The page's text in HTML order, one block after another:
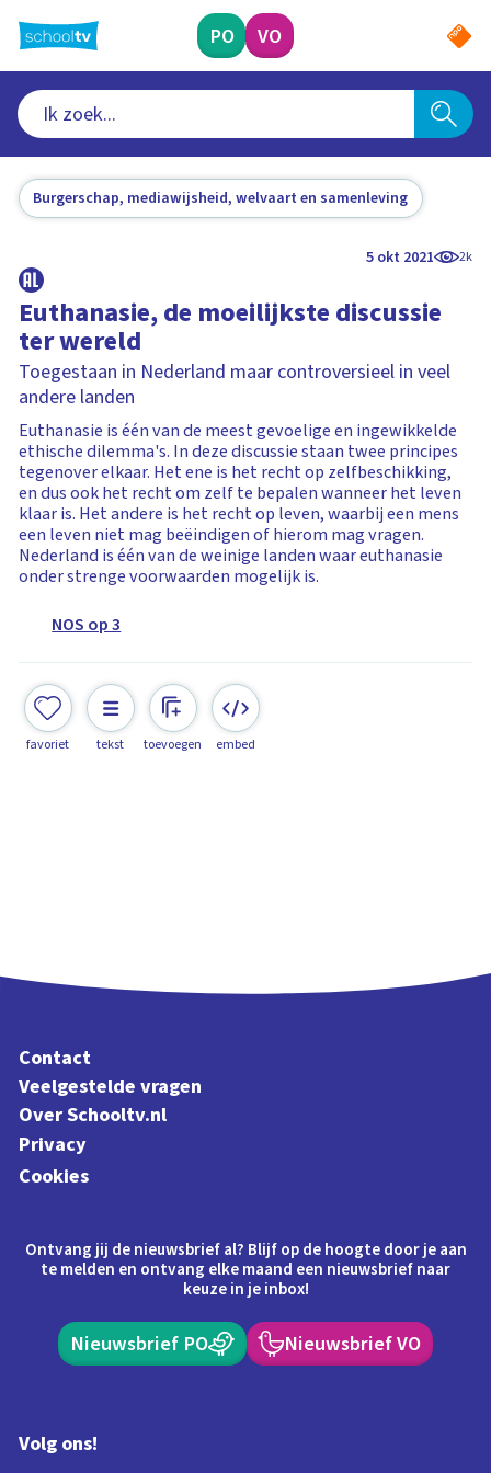
naar
hoofdinhoud
PO VO
Burgerschap, mediawijsheid, welvaart en samenleving
5 okt 2021 2k
Euthanasie, de moeilijkste discussie
ter wereld
Toegestaan in Nederland maar controversieel in veel
andere landen
Euthanasie is één van de meest gevoelige en ingewikkelde
ethische dilemma's. In deze discussie staan twee principes
tegenover elkaar. Het ene is het recht op zelfbeschikking,
en dus ook het recht om zelf te bepalen wanneer het leven
klaar is. Het andere is het recht op leven, waarbij een mens
een leven niet mag beëindigen of hierom mag vragen.
Nederland is één van de weinige landen waar euthanasie
onder strenge voorwaarden mogelijk is.
NOS op 3
favoriet tekst toevoegen embed
Contact
Veelgestelde vragen
Over Schooltv.nl
Privacy
Cookies
Ontvang jij de nieuwsbrief al? Blijf op de hoogte door je aan
te melden en ontvang elke maand een nieuwsbrief naar
keuze in je inbox!
Nieuwsbrief PO Nieuwsbrief VO
Volg ons!